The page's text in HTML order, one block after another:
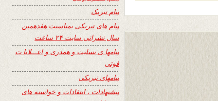
پیام تبریک
پیام های تبریکی بمناسبت هفدهمین
سال نشراتی سایت ۲۴ ساعت
پیامها ی تسلیت و همدری و اعـــلانا ت
فوتی
پیامهای تبریکی
پیشنهادات ، انتقادات و خواسته های